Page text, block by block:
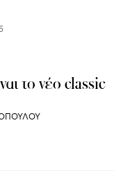
το νέο classic